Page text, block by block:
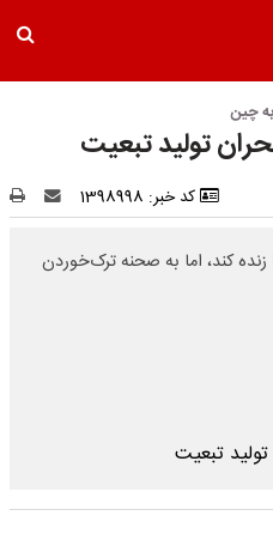
چین
تولید تبعیت
کد خبر: 1398998
زنده کند، اما به صحنه ترک‌خوردن